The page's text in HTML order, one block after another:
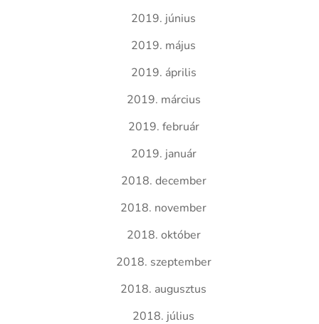
2019. június
2019. május
2019. április
2019. március
2019. február
2019. január
2018. december
2018. november
2018. október
2018. szeptember
2018. augusztus
2018. július